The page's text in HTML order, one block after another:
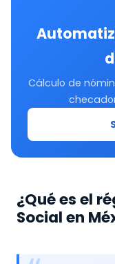
Cálculo de
¿Qué es el
Social en